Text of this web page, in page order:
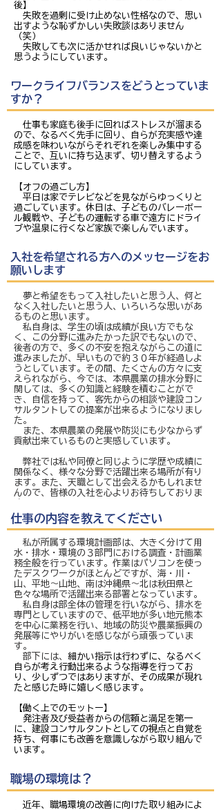
後】
失敗を過剰に受け止めない性格なので、思い
出すような恥ずかしい失敗談はありません
（笑）
失敗しても次に活かせれば良いじゃないかと
思うようにしています。
ワークライフバランスをどうとっていま
すか？
仕事も家庭も後手に回ればストレスが溜まる
ので、なるべく先手に回り、自らが充実感や達
成感を味わいながらそれぞれを楽しみ集中する
ことで、互いに持ち込まず、切り替えするよう
にしています。
【オフの過ごし方】
平日は家でテレビなどを見ながらゆっくりと
過ごしています。休日は、子どものバレーボー
ル観戦や、子どもの運転する車で遠方にドライ
ブや温泉に行くなど家族で楽しんでいます。
入社を希望される方へのメッセージをお
願いします
夢と希望をもって入社したいと思う人、何と
なく入社したいと思う人、いろいろな思いがあ
るものと思います。
私自身は、学生の頃は成績が良い方でもな
く、この分野に進みたかった訳でもないので、
後者の方で、多くの不安を抱えながらこの道に
進みましたが、早いもので約３０年が経過しよ
うとしています。その間、たくさんの方々に支
えられながら、今では、本県農業の排水分野に
関しては、多くの知識と経験を積むことがで
き、自信を持って、客先からの相談や建設コン
サルタントしての提案が出来るようになりまし
た。
また、本県農業の発展や防災にも少なからず
貢献出来ているものと実感しています。
弊社では私や同僚と同じように学歴や成績に
関係なく、様々な分野で活躍出来る場所が有り
ます。また、天職として出会えるかもしれませ
んので、皆様の入社を心よりお待ちしておりま
仕事の内容を教えてください
私が所属する環境計画部は、大きく分けて用
水・排水・環境の３部門における調査・計画業
務全般を行っています。作業はパソコンを使っ
たデスクワークがほとんどですが、海・川・
山、平地～山地、南は沖縄県～北は秋田県と
色々な場所で活躍出来る部署となっています。
私自身は部全体の管理を行いながら、排水を
専門としていますので、低平地が多い地元熊本
を中心に業務を行い、地域の防災や農業振興の
発展等にやりがいを感じながら頑張っていま
す。
部下には、 細かい指示は行わずに、なるべく
自らが考え行動出来るような指導を行ってお
り、少しずつではありますが、その成果が現れ
たと感じた時に嬉しく感じます。
【働く上でのモットー】
発注者及び受益者からの信頼と満足を第一
に、建設コンサルタントとしての視点と自覚を
持ち、何事にも改善を意識しながら取り組んで
います。
職場の環境は？
近年、職場環境の改善に向けた取り組みによ